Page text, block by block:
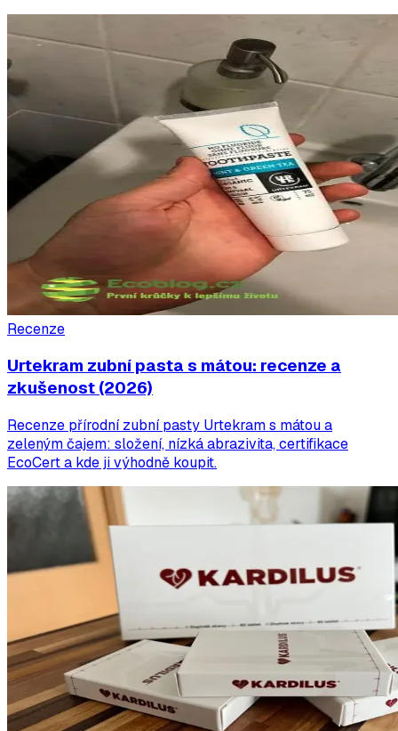
Recenze
Urtekram zubní pasta s mátou: recenze a
zkušenost (2026)
Recenze přírodní zubní pasty Urtekram s mátou a
zeleným čajem: složení, nízká abrazivita, certifikace
EcoCert a kde ji výhodně koupit.